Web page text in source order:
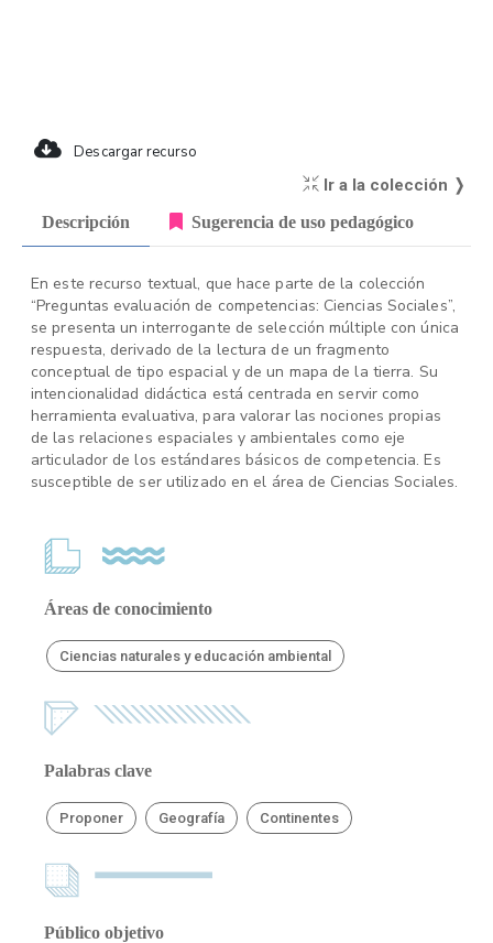
Descargar recurso
Ir a la colección ❭
Descripción Sugerencia de uso pedagógico
En este recurso textual, que hace parte de la colección
“Preguntas evaluación de competencias: Ciencias Sociales”,
se presenta un interrogante de selección múltiple con única
respuesta, derivado de la lectura de un fragmento
conceptual de tipo espacial y de un mapa de la tierra. Su
intencionalidad didáctica está centrada en servir como
herramienta evaluativa, para valorar las nociones propias
de las relaciones espaciales y ambientales como eje
articulador de los estándares básicos de competencia. Es
susceptible de ser utilizado en el área de Ciencias Sociales.
Áreas de conocimiento
Ciencias naturales y educación ambiental
Palabras clave
Proponer Geografía Continentes
Público objetivo